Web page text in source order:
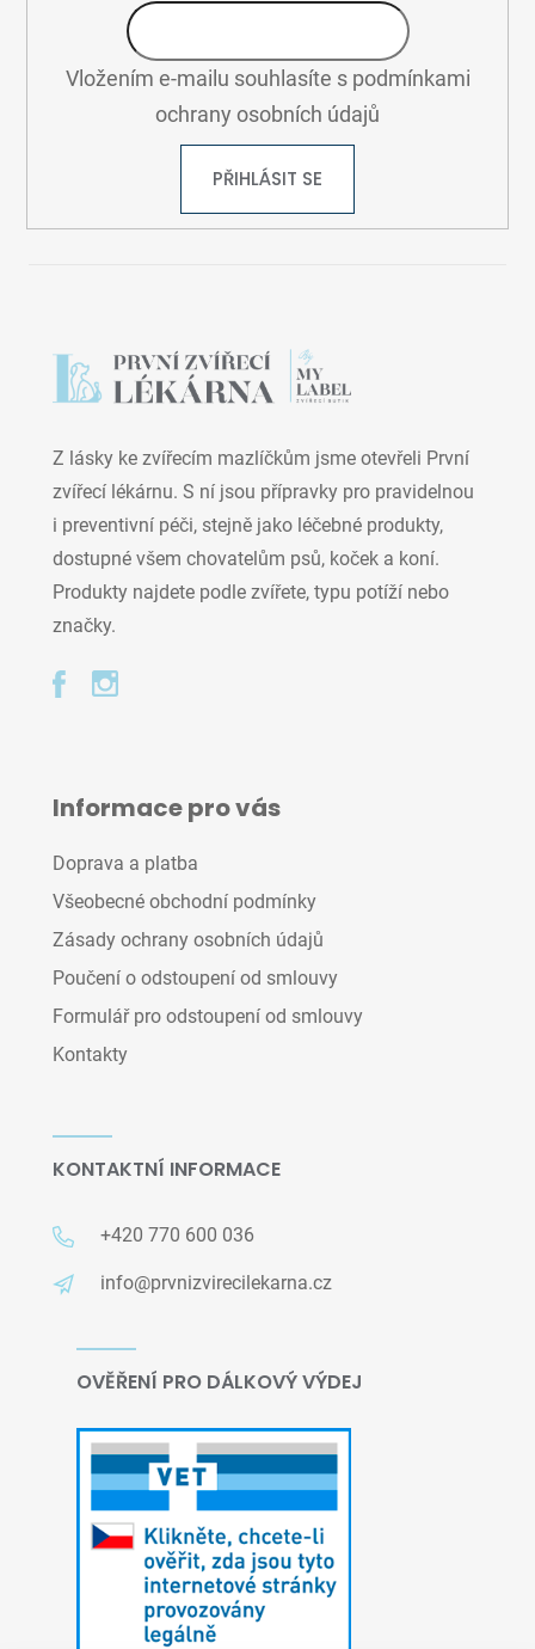
Vložením e-mailu souhlasíte s podmínkami
ochrany osobních údajů
PŘIHLÁSIT SE
Z lásky ke zvířecím mazlíčkům jsme otevřeli První
zvířecí lékárnu. S ní jsou přípravky pro pravidelnou
i preventivní péči, stejně jako léčebné produkty,
dostupné všem chovatelům psů, koček a koní.
Produkty najdete podle zvířete, typu potíží nebo
značky.
Informace pro vás
Doprava a platba
Všeobecné obchodní podmínky
Zásady ochrany osobních údajů
Poučení o odstoupení od smlouvy
Formulář pro odstoupení od smlouvy
Kontakty
KONTAKTNÍ INFORMACE
+420 770 600 036
info@prvnizvirecilekarna.cz
OVĚŘENÍ PRO DÁLKOVÝ VÝDEJ